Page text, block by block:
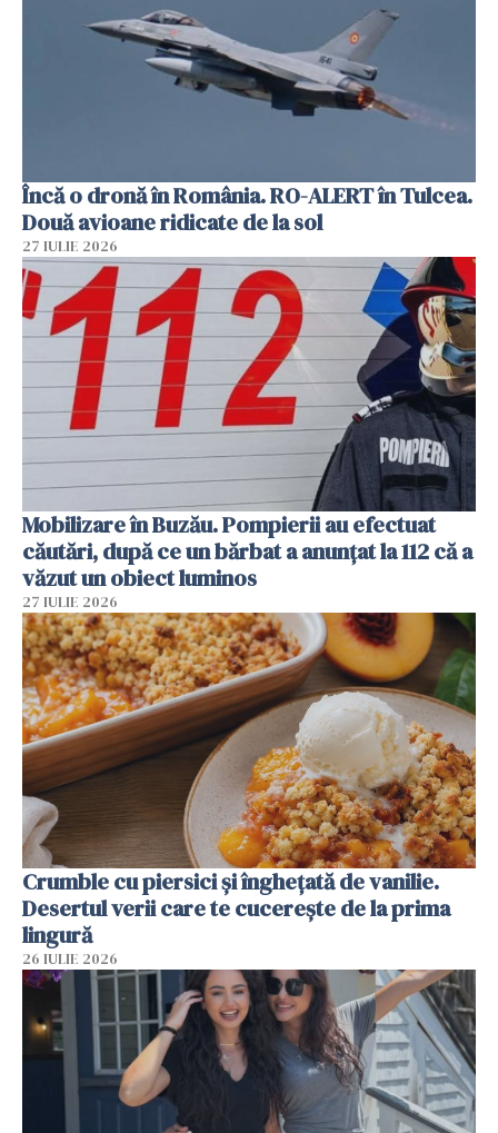
Încă o dronă în România. RO-ALERT în Tulcea.
Două avioane ridicate de la sol
27 IULIE 2026
Mobilizare în Buzău. Pompierii au efectuat
căutări, după ce un bărbat a anunțat la 112 că a
văzut un obiect luminos
27 IULIE 2026
Crumble cu piersici și înghețată de vanilie.
Desertul verii care te cucerește de la prima
lingură
26 IULIE 2026